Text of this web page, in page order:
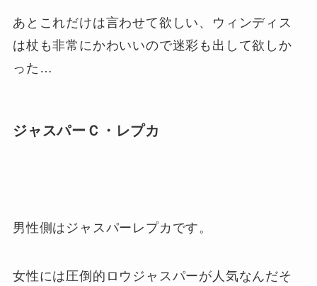
あとこれだけは言わせて欲しい、ウィンディス
は杖も非常にかわいいので迷彩も出して欲しか
った…
ジャスパーＣ・レプカ
男性側はジャスパーレプカです。
女性には圧倒的ロウジャスパーが人気なんだそ